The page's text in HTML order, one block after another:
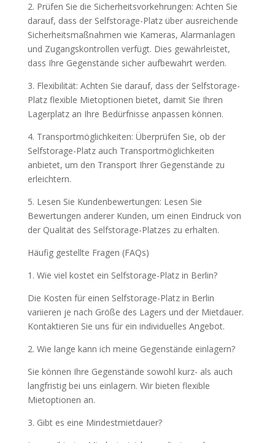
2. Prüfen Sie die Sicherheitsvorkehrungen: Achten Sie
darauf, dass der Selfstorage-Platz über ausreichende
Sicherheitsmaßnahmen wie Kameras, Alarmanlagen
und Zugangskontrollen verfügt. Dies gewährleistet,
dass Ihre Gegenstände sicher aufbewahrt werden.
3. Flexibilität: Achten Sie darauf, dass der Selfstorage-
Platz flexible Mietoptionen bietet, damit Sie Ihren
Lagerplatz an Ihre Bedürfnisse anpassen können.
4. Transportmöglichkeiten: Überprüfen Sie, ob der
Selfstorage-Platz auch Transportmöglichkeiten
anbietet, um den Transport Ihrer Gegenstände zu
erleichtern.
5. Lesen Sie Kundenbewertungen: Lesen Sie
Bewertungen anderer Kunden, um einen Eindruck von
der Qualität des Selfstorage-Platzes zu erhalten.
Häufig gestellte Fragen (FAQs)
1. Wie viel kostet ein Selfstorage-Platz in Berlin?
Die Kosten für einen Selfstorage-Platz in Berlin
variieren je nach Größe des Lagers und der Mietdauer.
Kontaktieren Sie uns für ein individuelles Angebot.
2. Wie lange kann ich meine Gegenstände einlagern?
Sie können Ihre Gegenstände sowohl kurz- als auch
langfristig bei uns einlagern. Wir bieten flexible
Mietoptionen an.
3. Gibt es eine Mindestmietdauer?